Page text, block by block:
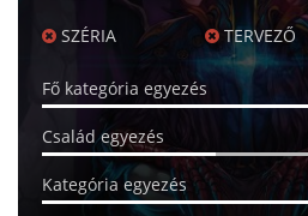
SZÉRIA TERVEZŐ
Fő kategória egyezés
Család egyezés
Kategória egyezés